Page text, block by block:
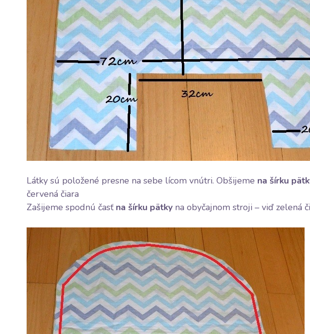
Látky sú položené presne na sebe lícom vnútri. Obšijeme na šírku
červená čiara
Zašijeme spodnú časť na šírku pätky na obyčajnom stroji – viď zelená